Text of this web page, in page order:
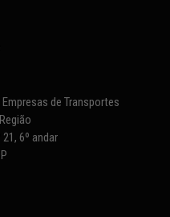
de Transportes
6º andar